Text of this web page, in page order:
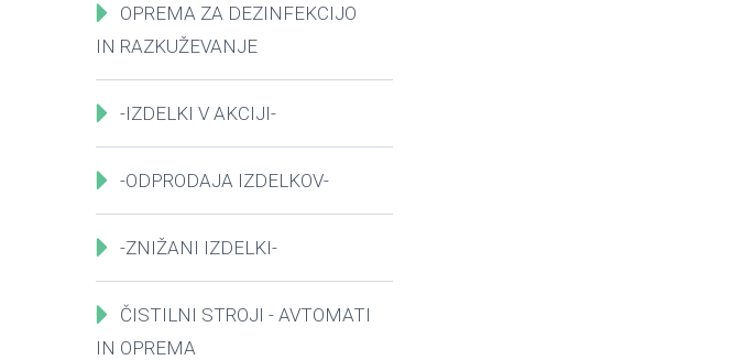
OPREMA ZA DEZINFEKCIJO
IN RAZKUŽEVANJE
-IZDELKI V AKCIJI-
-ODPRODAJA IZDELKOV-
-ZNIŽANI IZDELKI-
ČISTILNI STROJI - AVTOMATI
IN OPREMA